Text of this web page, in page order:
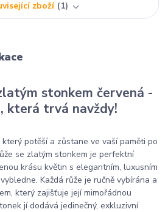
zboží
1
stonkem červená -
která trvá navždy!
potěší a zůstane ve vaší paměti po
se zlatým stonkem je perfektní
krásu květin s elegantním, luxusním
Každá růže je ručně vybírána a
který zajišťuje její mimořádnou
jí dodává jedinečný, exkluzivní